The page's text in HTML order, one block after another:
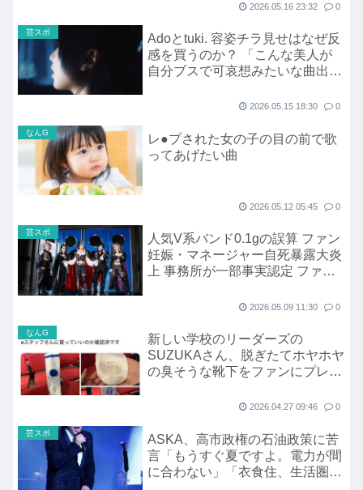
2026.05.16 23:32 0
芸スポ
Adoとtuki. 容姿チラ見せはなぜ反
感を買うのか？ 「こんな美人が
自分ブスで可哀想みたいな曲出し
2026.05.15 18:30 0
なんG
レ●プされた女の子の目の前で歌
ってあげたい曲
2026.05.12 05:45 0
芸スポ
人気V系バンド0.1gの誤算 ファン
妊娠・マネージャー自死暴露大炎
上 事務所が一部事実認定 ファン
2026.05.09 11:30 0
なんG
新しい学校のリーダーズの
SUZUKAさん、脱ぎたてホヤホヤ
の臭そうな靴下をファンにプレゼ
2026.04.27 09:46 0
芸スポ
ASKA、高市政権の石油政策に苦
言「もうすぐ夏ですよ。電力が間
に合わない」「衣食住、生活圏が